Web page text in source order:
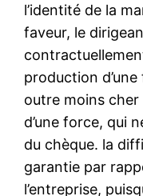
l’identité de la
faveur, le
production
outre moins
d’une force, qui
du chèque. la
garantie par
l’entreprise,